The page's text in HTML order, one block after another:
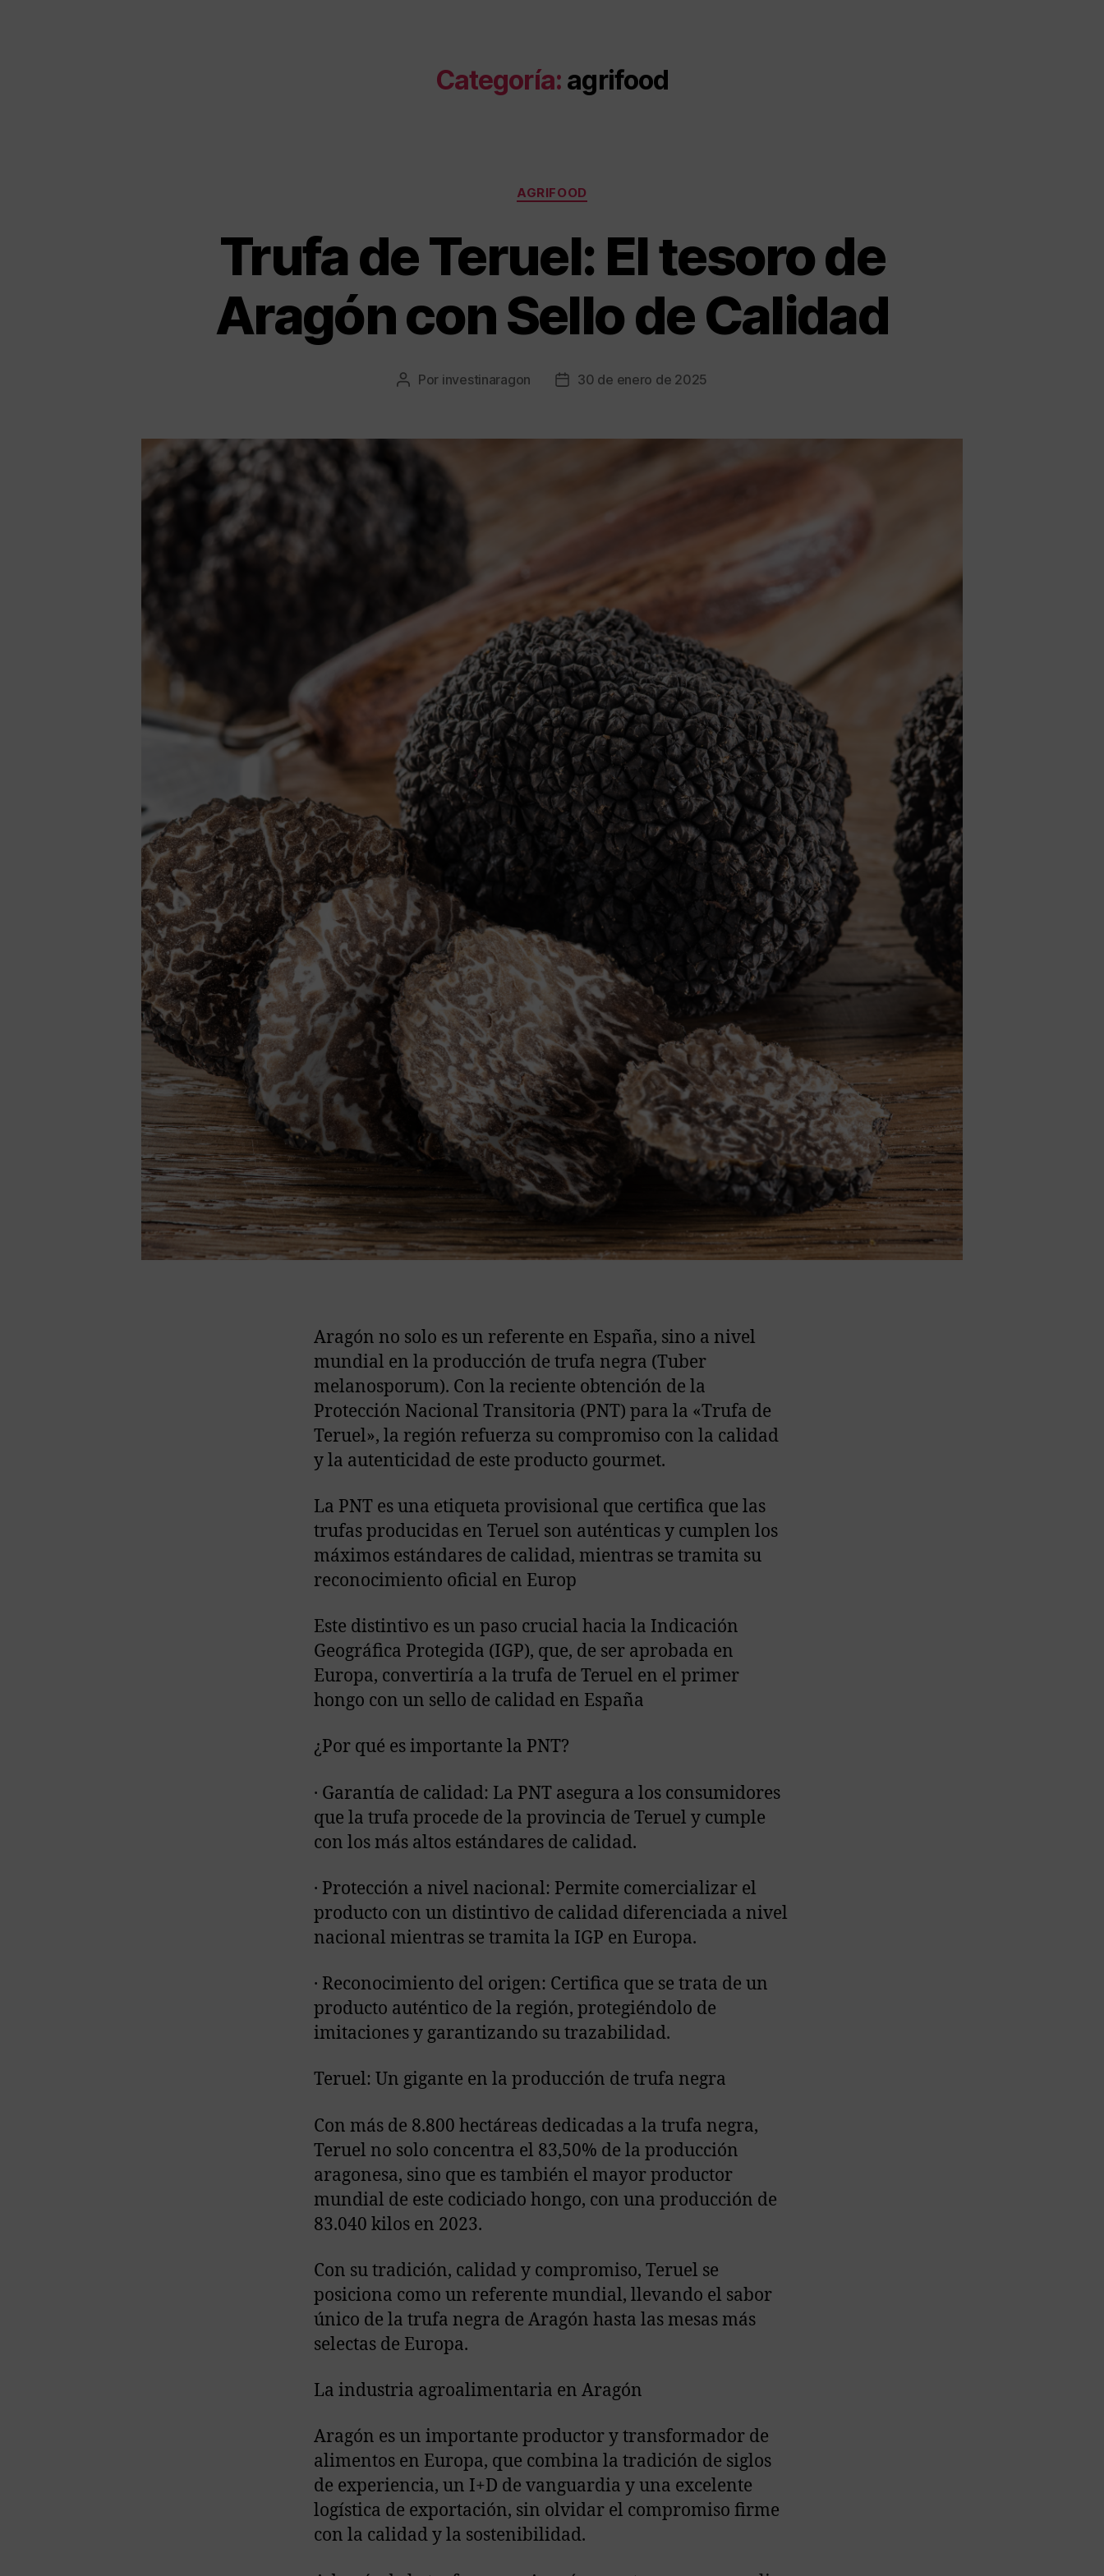
Categoría: agrifood
AGRIFOOD
Trufa de Teruel: El tesoro de
Aragón con Sello de Calidad
Por investinaragon 30 de enero de 2025
Aragón no solo es un referente en España, sino a nivel
mundial en la producción de trufa negra (Tuber
melanosporum). Con la reciente obtención de la
Protección Nacional Transitoria (PNT) para la «Trufa de
Teruel», la región refuerza su compromiso con la calidad
y la autenticidad de este producto gourmet.
La PNT es una etiqueta provisional que certifica que las
trufas producidas en Teruel son auténticas y cumplen los
máximos estándares de calidad, mientras se tramita su
reconocimiento oficial en Europ
Este distintivo es un paso crucial hacia la Indicación
Geográfica Protegida (IGP), que, de ser aprobada en
Europa, convertiría a la trufa de Teruel en el primer
hongo con un sello de calidad en España
¿Por qué es importante la PNT?
· Garantía de calidad: La PNT asegura a los consumidores
que la trufa procede de la provincia de Teruel y cumple
con los más altos estándares de calidad.
· Protección a nivel nacional: Permite comercializar el
producto con un distintivo de calidad diferenciada a nivel
nacional mientras se tramita la IGP en Europa.
· Reconocimiento del origen: Certifica que se trata de un
producto auténtico de la región, protegiéndolo de
imitaciones y garantizando su trazabilidad.
Teruel: Un gigante en la producción de trufa negra
Con más de 8.800 hectáreas dedicadas a la trufa negra,
Teruel no solo concentra el 83,50% de la producción
aragonesa, sino que es también el mayor productor
mundial de este codiciado hongo, con una producción de
83.040 kilos en 2023.
Con su tradición, calidad y compromiso, Teruel se
posiciona como un referente mundial, llevando el sabor
único de la trufa negra de Aragón hasta las mesas más
selectas de Europa.
La industria agroalimentaria en Aragón
Aragón es un importante productor y transformador de
alimentos en Europa, que combina la tradición de siglos
de experiencia, un I+D de vanguardia y una excelente
logística de exportación, sin olvidar el compromiso firme
con la calidad y la sostenibilidad.